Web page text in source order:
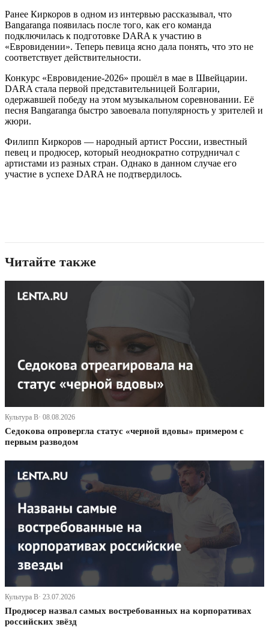
Ранее Киркоров в одном из интервью рассказывал, что
Bangaranga появилась после того, как его команда
подключилась к подготовке DARA к участию в
«Евровидении». Теперь певица ясно дала понять, что это не
соответствует действительности.
Конкурс «Евровидение-2026» прошёл в мае в Швейцарии.
DARA стала первой представительницей Болгарии,
одержавшей победу на этом музыкальном соревновании. Её
песня Bangaranga быстро завоевала популярность у зрителей и
жюри.
Филипп Киркоров — народный артист России, известный
певец и продюсер, который неоднократно сотрудничал с
артистами из разных стран. Однако в данном случае его
участие в успехе DARA не подтвердилось.
Читайте также
Культура В· 08.08.2026
Седокова опровергла статус «черной вдовы» примером с
первым разводом
Культура В· 23.07.2026
Продюсер назвал самых востребованных на корпоративах
российских звёзд